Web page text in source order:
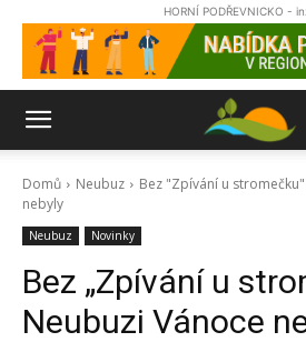
HORNÍ PODŘEVNICKO -
Domů Neubuz
Bez "Zpívání u
nebyly
Neubuz Novinky
Bez „Zpívání u
Neubuzi Vánoce